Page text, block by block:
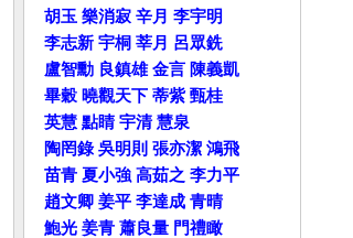
胡玉 樂消寂 辛月 李宇明
李志新 宇桐 莘月 呂眾銑
盧智勳 良鎮雄 金言 陳義凱
畢穀 曉觀天下 蒂紫 甄桂
英慧 點睛 宇清 慧泉
陶罔錄 吳明則 張亦潔 鴻飛
苗青 夏小強 高茹之 李力平
趙文卿 姜平 李達成 青晴
鮑光 姜青 蕭良量 門禮瞰